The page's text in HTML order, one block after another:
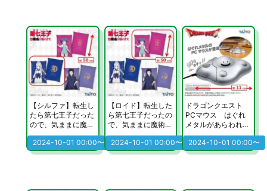
【シルファ】転生し
たら第七王子だった
ので、気ままに魔術
を極めます ビジュ
アルアートクッショ
ン
2024-10-01 00:00〜
【ロイド】転生した
ら第七王子だったの
で、気ままに魔術を
極めます ビジュア
ルアートクッション
2024-10-01 00:00〜
ドラゴンクエスト
PCマウス はぐれ
メタルがあらわれ
た！
2024-10-01 00:00〜